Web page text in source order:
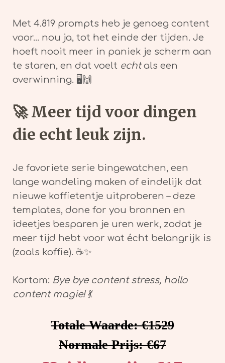
Met 4.819 prompts heb je genoeg content
voor... nou ja, tot het einde der tijden. Je
hoeft nooit meer in paniek je scherm aan
te staren, en dat voelt echtals een
overwinning. 🖥️🙌
🚀Meer tijd voor dingen
die echt leuk zijn.
Je favoriete serie bingewatchen, een
lange wandeling maken of eindelijk dat
nieuwe koffietentje uitproberen – deze
templates, done for you bronnen en
ideetjes besparen je uren werk, zodat je
meer tijd hebt voor wat écht belangrijk is
(zoals koffie). ☕✨
Kortom: Bye bye content stress, hallo
content magie!💃
Totale Waarde: €1529
Normale Prijs: €67